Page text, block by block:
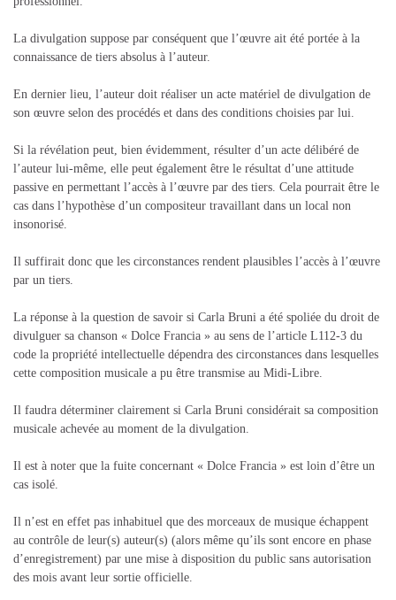
La divulgation suppose par conséquent que l’œuvre ait été portée à la
connaissance de tiers absolus à l’auteur.
En dernier lieu, l’auteur doit réaliser un acte matériel de divulgation de
son œuvre selon des procédés et dans des conditions choisies par lui.
Si la révélation peut, bien évidemment, résulter d’un acte délibéré de
l’auteur lui-même, elle peut également être le résultat d’une attitude
passive en permettant l’accès à l’œuvre par des tiers. Cela pourrait être le
cas dans l’hypothèse d’un compositeur travaillant dans un local non
insonorisé.
Il suffirait donc que les circonstances rendent plausibles l’accès à l’œuvre
par un tiers.
La réponse à la question de savoir si Carla Bruni a été spoliée du droit de
divulguer sa chanson « Dolce Francia » au sens de l’article L112-3 du
code la propriété intellectuelle dépendra des circonstances dans lesquelles
cette composition musicale a pu être transmise au Midi-Libre.
Il faudra déterminer clairement si Carla Bruni considérait sa composition
musicale achevée au moment de la divulgation.
Il est à noter que la fuite concernant « Dolce Francia » est loin d’être un
cas isolé.
Il n’est en effet pas inhabituel que des morceaux de musique échappent
au contrôle de leur(s) auteur(s) (alors même qu’ils sont encore en phase
d’enregistrement) par une mise à disposition du public sans autorisation
des mois avant leur sortie officielle.